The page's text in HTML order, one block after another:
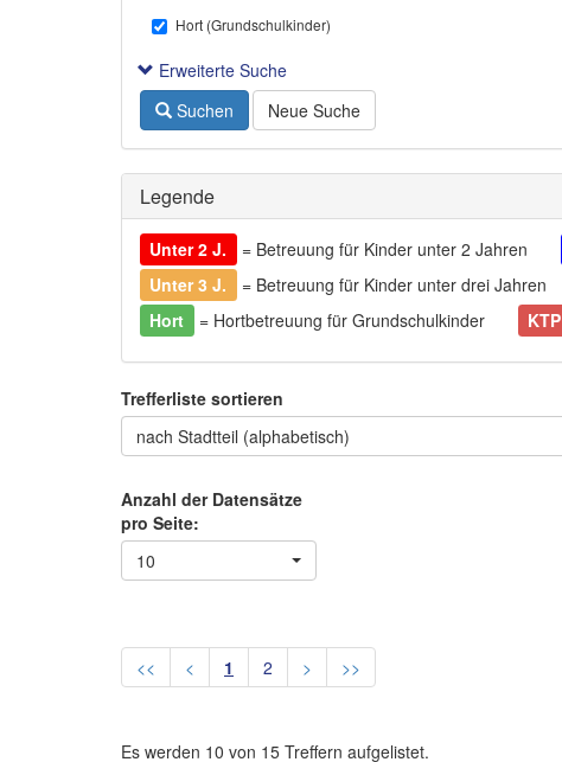
Hort (Grundschulkinder)
Erweiterte Suche
Suchen
Neue Suche
Legende
Unter 2 J. = Betreuung für Kinder unter 2 Jahren
Unter 3 J.
= Betreuung für Kinder unter drei Jahren
Hort
= Hortbetreuung für Grundschulkinder KTP
Trefferliste sortieren
nach Stadtteil (alphabetisch)
Anzahl der Datensätze
pro Seite:
10
<< < 1 2 > >>
Es werden 10 von 15 Treffern aufgelistet.